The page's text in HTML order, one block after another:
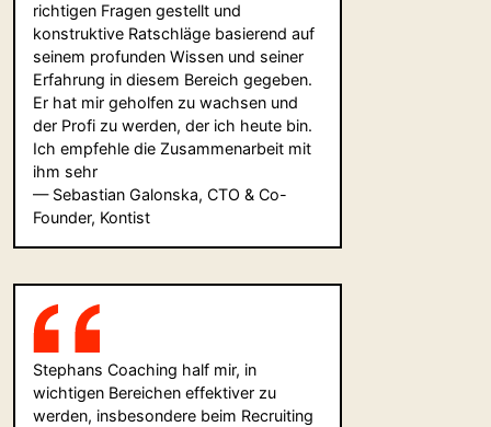
richtigen Fragen gestellt und
konstruktive Ratschläge basierend auf
seinem profunden Wissen und seiner
Erfahrung in diesem Bereich gegeben.
Er hat mir geholfen zu wachsen und
der Profi zu werden, der ich heute bin.
Ich empfehle die Zusammenarbeit mit
ihm sehr
— Sebastian Galonska, CTO & Co-
Founder, Kontist
Stephans Coaching half mir, in
wichtigen Bereichen effektiver zu
werden, insbesondere beim Recruiting